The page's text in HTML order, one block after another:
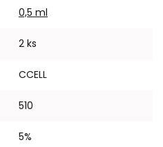
0,5 ml
2 ks
CCELL
510
5%